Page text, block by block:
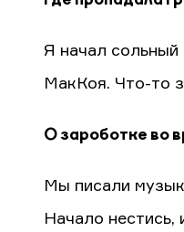
Я начал сольный
МакКоя. Что-то
О зароботке во
Мы писали
Начало